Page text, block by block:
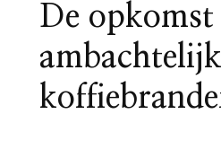
De opkomst